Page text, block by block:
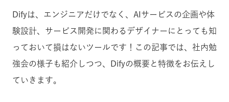
Difyは、エンジニアだけでなく、AIサービスの企画や体
験設計、サービス開発に関わるデザイナーにとっても知
っておいて損はないツールです！この記事では、社内勉
強会の様子も紹介しつつ、Difyの概要と特徴をお伝えし
ていきます。